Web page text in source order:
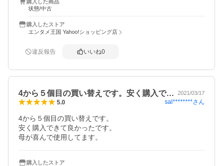
購入した商品
状態/中古
購入したストア
エンタメ王国 Yahoo!ショッピング店
違反報告 いいね0
4から５個目の買い替えです。安く購入で… 2021/03/17
5.0 sal********さん
4から５個目の買い替えです。
安く購入できて良かったです。
母が喜んで使用してます。
購入したストア